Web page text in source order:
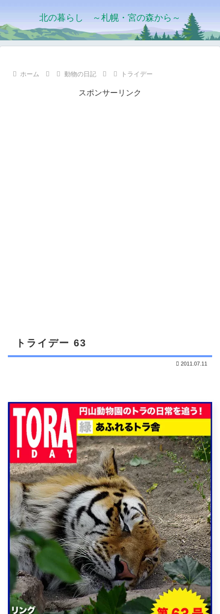
北の暮らし ～札幌・宮の森から～
ホーム 動物の日記 トライデー
スポンサーリンク
トライデー 63
2011.07.11